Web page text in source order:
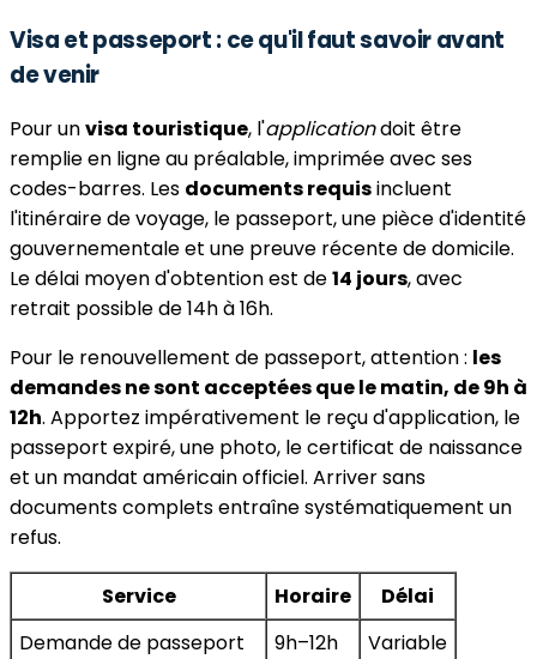
Visa et passeport : ce qu'il faut savoir avant
de venir
Pour unvisa touristique, l'applicationdoit être
remplie en ligne au préalable, imprimée avec ses
codes-barres. Les documents requisincluent
l'itinéraire de voyage, le passeport, une pièce d'identité
gouvernementale et une preuve récente de domicile.
Le délai moyen d'obtention est de14 jours, avec
retrait possible de 14h à 16h.
Pour le renouvellement de passeport, attention : les
demandes ne sont acceptées que le matin, de 9h à
12h. Apportez impérativement le reçu d'application, le
passeport expiré, une photo, le certificat de naissance
et un mandat américain officiel. Arriver sans
documents complets entraîne systématiquement un
refus.
Service Horaire
Délai
Demande de passeport
9h–12h
Variable